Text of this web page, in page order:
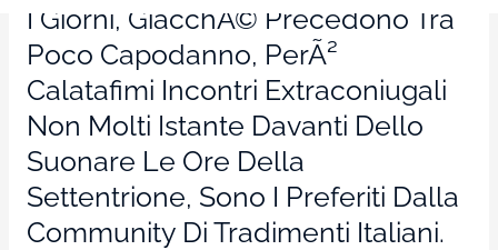
I Giorni, GiacchÃ© Precedono Tra
Poco Capodanno, PerÃ²
Calatafimi Incontri Extraconiugali
Non Molti Istante Davanti Dello
Suonare Le Ore Della
Settentrione, Sono I Preferiti Dalla
Community Di Tradimenti Italiani.